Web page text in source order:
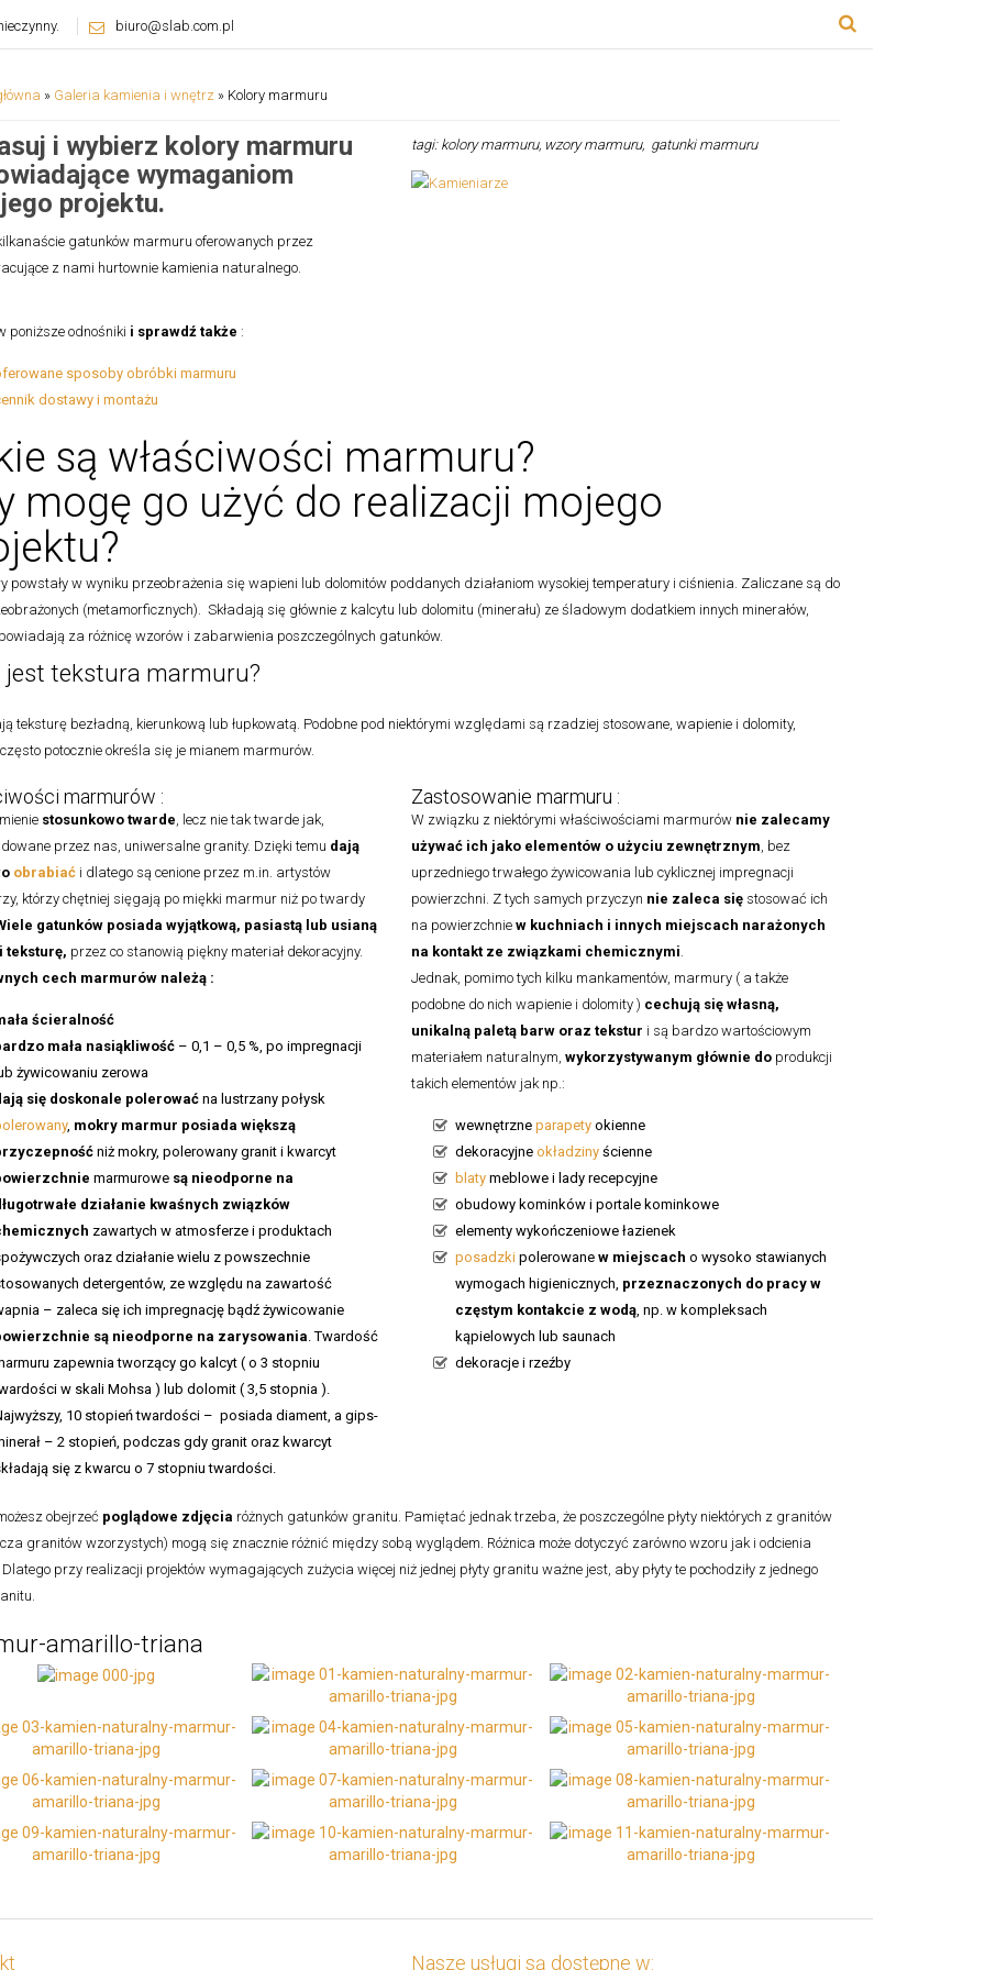
biuro@slab.com.pl
» Galeria kamienia i wnętrz » Kolory marmuru
i wybierz kolory marmuru
wymaganiom
projektu.
gatunków marmuru oferowanych przez
z nami hurtownie kamienia naturalnego.
poniższe odnośniki i sprawdź także :
sposoby obróbki marmuru
dostawy i montażu
tagi: kolory marmuru, wzory marmuru, gatunki marmuru
są właściwości marmuru?
mogę go użyć do realizacji mojego
powstały w wyniku przeobrażenia się wapieni lub dolomitów poddanych działaniom wysokiej temperatury i ciśnienia. Zaliczane są do
(metamorficznych). Składają się głównie z kalcytu lub dolomitu (minerału) ze śladowym dodatkiem innych minerałów,
za różnicę wzorów i zabarwienia poszczególnych gatunków.
jest tekstura marmuru?
teksturę bezładną, kierunkową lub łupkowatą. Podobne pod niektórymi względami są rzadziej stosowane, wapienie i dolomity,
potocznie określa się je mianem marmurów.
marmurów :
stosunkowo twarde, lecz nie tak twarde jak,
przez nas, uniwersalne granity. Dzięki temu dają
obrabiać i dlatego są cenione przez m.in. artystów
którzy chętniej sięgają po miękki marmur niż po twardy
gatunków posiada wyjątkową, pasiastą lub usianą
teksturę, przez co stanowią piękny materiał dekoracyjny.
cech marmurów należą :
ścieralność
mała nasiąkliwość – 0,1 – 0,5 %, po impregnacji
żywicowaniu zerowa
się doskonale polerować na lustrzany połysk
, mokry marmur posiada większą
niż mokry, polerowany granit i kwarcyt
marmurowe są nieodporne na
działanie kwaśnych związków
zawartych w atmosferze i produktach
oraz działanie wielu z powszechnie
detergentów, ze względu na zawartość
– zaleca się ich impregnację bądź żywicowanie
są nieodporne na zarysowania. Twardość
zapewnia tworzący go kalcyt ( o 3 stopniu
w skali Mohsa ) lub dolomit ( 3,5 stopnia ).
10 stopień twardości – posiada diament, a gips-
– 2 stopień, podczas gdy granit oraz kwarcyt
się z kwarcu o 7 stopniu twardości.
Zastosowanie marmuru :
W związku z niektórymi właściwościami marmurów nie zalecamy
używać ich jako elementów o użyciu zewnętrznym, bez
uprzedniego trwałego żywicowania lub cyklicznej impregnacji
powierzchni. Z tych samych przyczyn nie zaleca się stosować ich
na powierzchnie w kuchniach i innych miejscach narażonych
na kontakt ze związkami chemicznymi.
Jednak, pomimo tych kilku mankamentów, marmury ( a także
podobne do nich wapienie i dolomity ) cechują się własną,
unikalną paletą barw oraz tekstur i są bardzo wartościowym
materiałem naturalnym, wykorzystywanym głównie do produkcji
takich elementów jak np.:
wewnętrzne parapety okienne
dekoracyjne okładziny ścienne
blaty meblowe i lady recepcyjne
obudowy kominków i portale kominkowe
elementy wykończeniowe łazienek
posadzki polerowane w miejscach o wysoko stawianych
wymogach higienicznych, przeznaczonych do pracy w
częstym kontakcie z wodą, np. w kompleksach
kąpielowych lub saunach
dekoracje i rzeźby
obejrzeć poglądowe zdjęcia różnych gatunków granitu. Pamiętać jednak trzeba, że poszczególne płyty niektórych z granitów
granitów wzorzystych) mogą się znacznie różnić między sobą wyglądem. Różnica może dotyczyć zarówno wzoru jak i odcienia
przy realizacji projektów wymagających zużycia więcej niż jednej płyty granitu ważne jest, aby płyty te pochodziły z jednego
amarillo-triana
Nasze usługi są dostępne w: